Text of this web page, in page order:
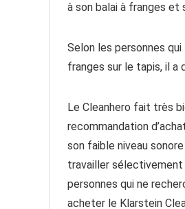
à son balai à franges et
Selon les personnes qui
franges sur le tapis, il a
Le Cleanhero fait très
recommandation
son faible niveau
travailler sélectivement
personnes qui ne
acheter le Klarstein